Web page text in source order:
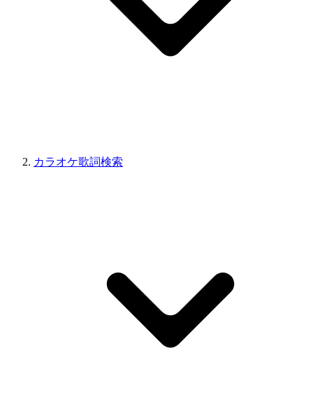
カラオケ歌詞検索